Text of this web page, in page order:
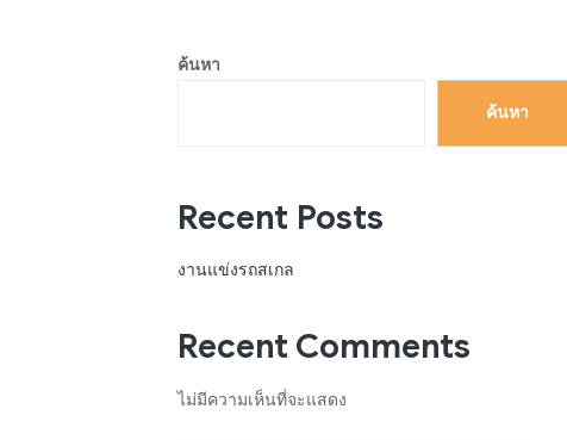
ค้นหา
ค้นหา
Recent Posts
งานแข่งรถสเกล
Recent Comments
ไม่มีความเห็นที่จะแสดง